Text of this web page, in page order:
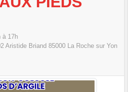
à 17h
Aristide Briand 85000 La Roche sur Yon